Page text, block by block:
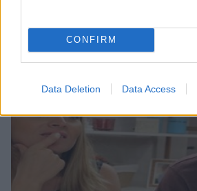
CONFIRM
Data Deletion Data Access
Saznaj više